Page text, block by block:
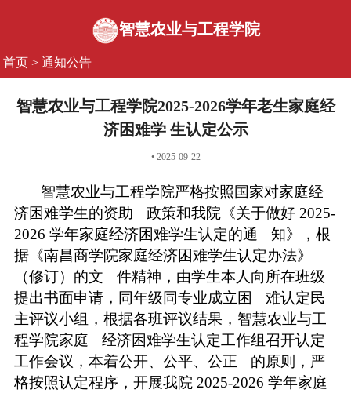
智慧农业与工程学院
首页 > 通知公告
智慧农业与工程学院2025-2026学年老生家庭经
济困难学 生认定公示
• 2025-09-22
智慧农业与工程学院严格按照国家对家庭经
济困难学生的资助
政策和我院《关于做好 2025-
2026 学年家庭经济困难学生认定的通
知》，根
据《南昌商学院家庭经济困难学生认定办法》
（修订）的文
件精神，由学生本人向所在班级
提出书面申请，同年级同专业成立困
难认定民
主评议小组，根据各班评议结果，智慧农业与工
程学院家庭
经济困难学生认定工作组召开认定
工作会议，本着公开、公平、公正
的原则，严
格按照认定程序，开展我院 2025-2026 学年家庭